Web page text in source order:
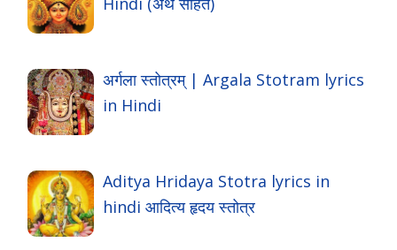
अर्गला स्तोत्रम् | Argala Stotram lyrics
in Hindi
Aditya Hridaya Stotra lyrics in
hindi आदित्य हृदय स्तोत्र